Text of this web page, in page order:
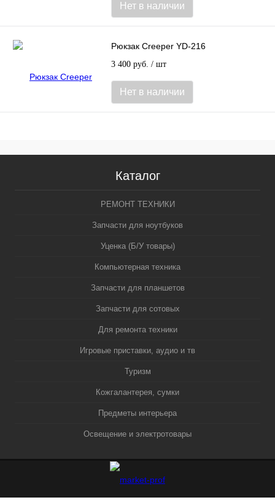
Нет в наличии
Рюкзак Creeper YD-216
3 400 руб. / шт
Нет в наличии
Каталог
РЕМОНТ ТЕХНИКИ
Запчасти для ноутбуков
Уценка (Б/У товары)
Компьютерная техника
Запчасти для планшетов
Запчасти для сотовых
Для ремонта техники
Игровые приставки, аудио и тв
Туризм
Кожгалантерея, сумки
Предметы интерьера
Освещение и электротовары